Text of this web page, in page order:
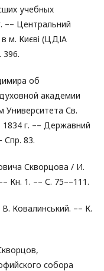
учебных
–– Центральний
в м. Києві (ЦДІА
396.
об
академии
Университета Св.
г. –– Державний
Спр. 83.
Скворцова / И.
Кн. 1. –– С. 75––111.
В. Ковалинський. –– К.
собора